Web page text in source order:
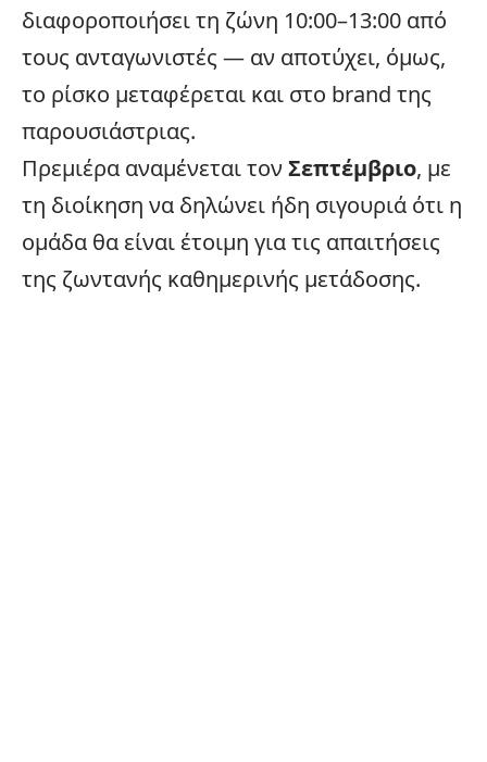
διαφοροποιήσει τη ζώνη 10:00–13:00 από
τους ανταγωνιστές — αν αποτύχει, όμως,
το ρίσκο μεταφέρεται και στο brand της
παρουσιάστριας.
Πρεμιέρα αναμένεται τον Σεπτέμβριο, με
τη διοίκηση να δηλώνει ήδη σιγουριά ότι η
ομάδα θα είναι έτοιμη για τις απαιτήσεις
της ζωντανής καθημερινής μετάδοσης.